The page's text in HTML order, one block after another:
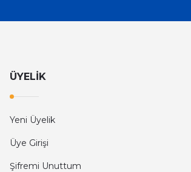
ÜYELİK
Yeni Üyelik
Üye Girişi
Şifremi Unuttum